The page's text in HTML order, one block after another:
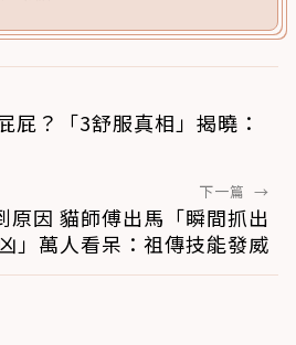
屁？「3舒服真相」揭曉：
下一篇 →
原因 貓師傅出馬「瞬間抓出
」萬人看呆：祖傳技能發威